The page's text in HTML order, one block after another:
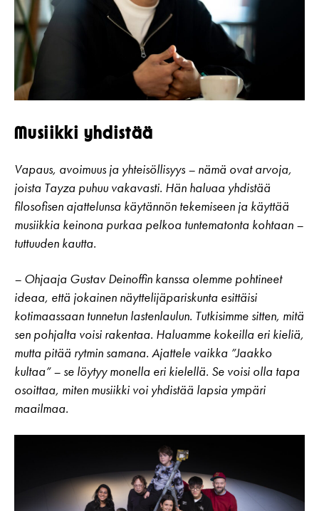
Musiikki yhdistää
Vapaus, avoimuus ja yhteisöllisyys – nämä ovat arvoja,
joista Tayza puhuu vakavasti. Hän haluaa yhdistää
filosofisen ajattelunsa käytännön tekemiseen ja käyttää
musiikkia keinona purkaa pelkoa tuntematonta kohtaan –
tuttuuden kautta.
– Ohjaaja Gustav Deinoffin kanssa olemme pohtineet
ideaa, että jokainen näyttelijäpariskunta esittäisi
kotimaassaan tunnetun lastenlaulun. Tutkisimme sitten, mitä
sen pohjalta voisi rakentaa. Haluamme kokeilla eri kieliä,
mutta pitää rytmin samana. Ajattele vaikka ”Jaakko
kultaa” – se löytyy monella eri kielellä. Se voisi olla tapa
osoittaa, miten musiikki voi yhdistää lapsia ympäri
maailmaa.